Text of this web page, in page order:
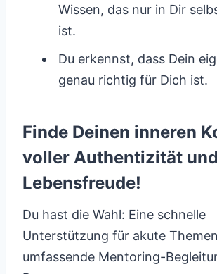
Wissen, das nur in Dir
ist.
Du erkennst, dass Dein
genau richtig für Dich ist.
Finde Deinen inneren
voller Authentizität und
Lebensfreude!
Du hast die Wahl: Eine schnelle
Unterstützung für akute
umfassende Mentoring-